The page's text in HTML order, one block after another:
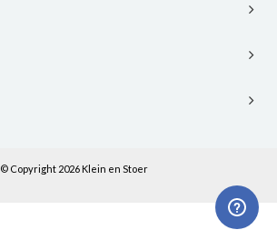
© Copyright 2026 Klein en Stoer